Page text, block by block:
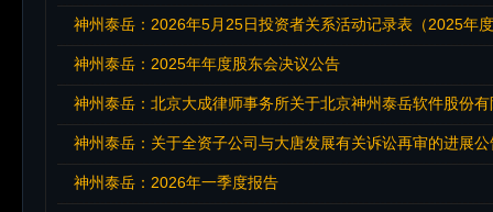
神州泰岳：2026年5月25日投资者关系活动记录表（2025年
神州泰岳：2025年年度股东会决议公告
神州泰岳：北京大成律师事务所关于北京神州泰岳软件股份
神州泰岳：关于全资子公司与大唐发展有关诉讼再审的进展公
神州泰岳：2026年一季度报告